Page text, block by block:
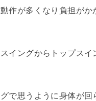
作が多くなり負担が
イングからトップス
で思うように身体が